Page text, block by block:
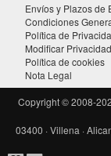
Envíos y Plazos de
Condiciones
Política de
Modificar Privacidad
Política de cookies
Nota Legal
Copyright © 2008-
03400 · Villena ·